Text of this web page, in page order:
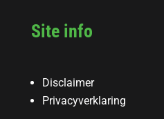
Site info
Disclaimer
Privacyverklaring